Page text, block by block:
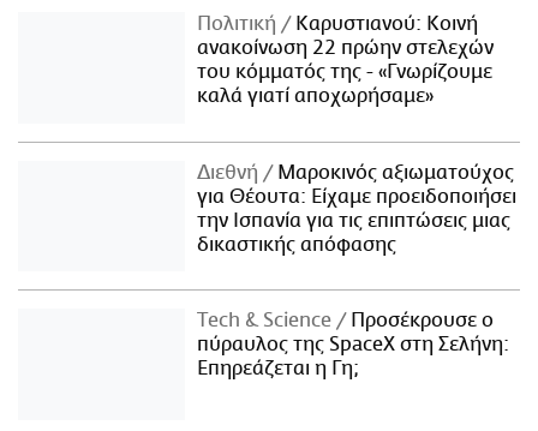
Πολιτική
Καρυστιανού: Κοινή
ανακοίνωση 22 πρώην στελεχών
του κόμματός της - «Γνωρίζουμε
καλά γιατί αποχωρήσαμε»
Διεθνή
Μαροκινός αξιωματούχος
για Θέουτα: Είχαμε προειδοποιήσει
την Ισπανία για τις επιπτώσεις μιας
δικαστικής απόφασης
Τech & Science
Προσέκρουσε ο
πύραυλος της SpaceX στη Σελήνη:
Επηρεάζεται η Γη;